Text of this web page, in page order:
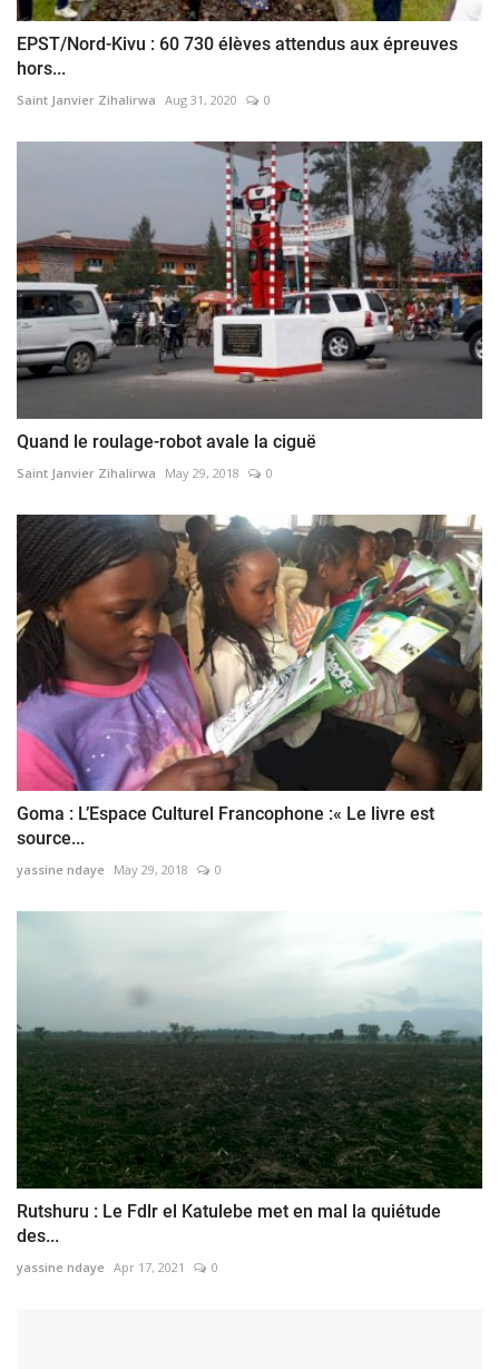
EPST/Nord-Kivu : 60 730 élèves attendus aux épreuves
hors...
Saint Janvier Zihalirwa Aug 31, 2020 0
Quand le roulage-robot avale la ciguë
Saint Janvier Zihalirwa May 29, 2018 0
Goma : L’Espace Culturel Francophone :« Le livre est
source...
yassine ndaye May 29, 2018 0
Rutshuru : Le Fdlr el Katulebe met en mal la quiétude
des...
yassine ndaye Apr 17, 2021 0